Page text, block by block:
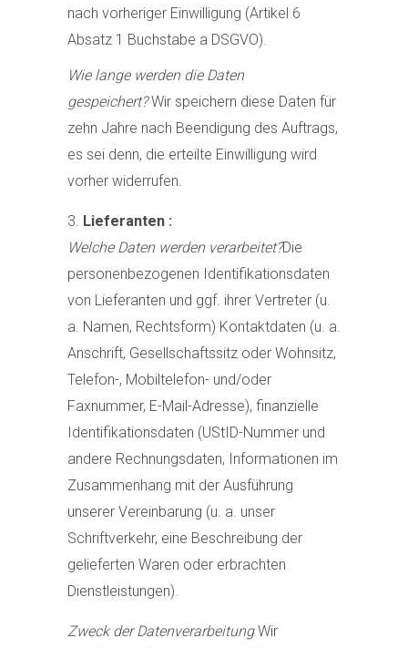
nach vorheriger Einwilligung (Artikel 6
Absatz 1 Buchstabe a DSGVO).
Wie lange werden die Daten
gespeichert?Wir speichern diese Daten für
zehn Jahre nach Beendigung des Auftrags,
es sei denn, die erteilte Einwilligung wird
vorher widerrufen.
Lieferanten :
Welche Daten werden verarbeitet?Die
personenbezogenen Identifikationsdaten
von Lieferanten und ggf. ihrer Vertreter (u.
a. Namen, Rechtsform) Kontaktdaten (u. a.
Anschrift, Gesellschaftssitz oder Wohnsitz,
Telefon-, Mobiltelefon- und/oder
Faxnummer, E-Mail-Adresse), finanzielle
Identifikationsdaten (UStID-Nummer und
andere Rechnungsdaten, Informationen im
Zusammenhang mit der Ausführung
unserer Vereinbarung (u. a. unser
Schriftverkehr, eine Beschreibung der
gelieferten Waren oder erbrachten
Dienstleistungen).
Zweck der DatenverarbeitungWir